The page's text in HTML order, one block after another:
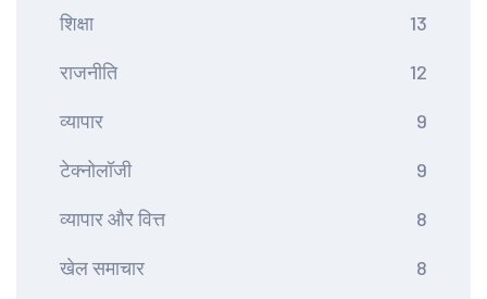
शिक्षा 13
राजनीति 12
व्यापार 9
टेक्नोलॉजी 9
व्यापार और वित्त 8
खेल समाचार 8